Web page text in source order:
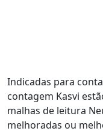
Indicadas para
contagem Kasvi
malhas de leitura
melhoradas ou